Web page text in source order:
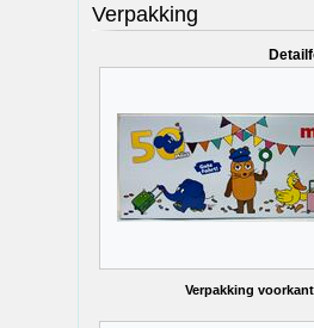
Verpakking
Verpakking voorkant